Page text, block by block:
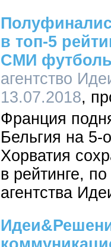
в топ-5
СМИ
агентство
13.07.2018
Франция
Бельгия на 5-
Хорватия
в рейтинге,
агентства